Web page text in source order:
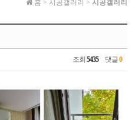
홈 > 시공갤러리 > 시공갤러리
조회 5435댓글0